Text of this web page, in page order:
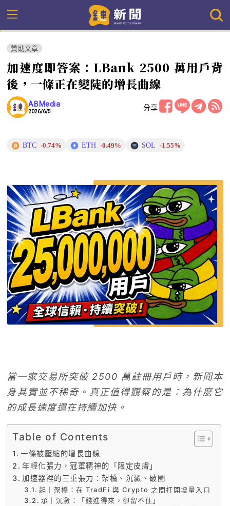
贊助文章
加速度即答案：LBank 2500 萬用戶背
後，一條正在變陡的增長曲線
ABMedia
2026/6/5 分享
BTC -0.74% ETH -0.49% SOL -1.55%
當一家交易所突破 2500 萬註冊用戶時，新聞本
身其實並不稀奇。真正值得觀察的是：為什麼它
的成長速度還在持續加快。
Table of Contents
一條被壓縮的增長曲線
年輕化張力，冠軍精神的「限定皮膚」
加速器裡的三重張力：架橋、沉澱、破圈
起｜架橋：在 TradFi 與 Crypto 之間打開增量入口
承｜沉澱：「錢進得來，卻留不住」